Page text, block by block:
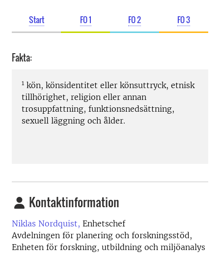
Start FO 1 FO 2 FO 3
Fakta:
1 kön, könsidentitet eller könsuttryck, etnisk
tillhörighet, religion eller annan
trosuppfattning, funktionsnedsättning,
sexuell läggning och ålder.
Kontaktinformation
Niklas Nordquist, Enhetschef
Avdelningen för planering och forskningsstöd,
Enheten för forskning, utbildning och miljöanalys